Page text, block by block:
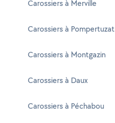
Carossiers à Merville
Carossiers à Pompertuzat
Carossiers à Montgazin
Carossiers à Daux
Carossiers à Péchabou